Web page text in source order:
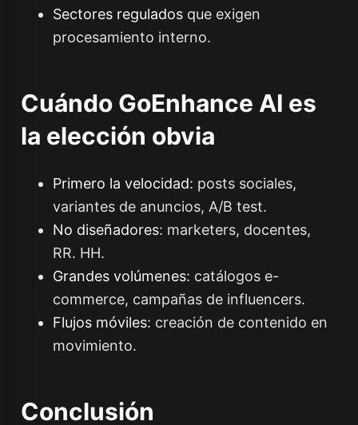
Sectores reguladosque exigen
procesamiento interno.
Cuándo GoEnhance AI es
la elección obvia
Primero la velocidad: posts sociales,
variantes de anuncios, A/B test.
No diseñadores: marketers, docentes,
RR. HH.
Grandes volúmenes: catálogos e-
commerce, campañas de influencers.
Flujos móviles: creación de contenido en
movimiento.
Conclusión